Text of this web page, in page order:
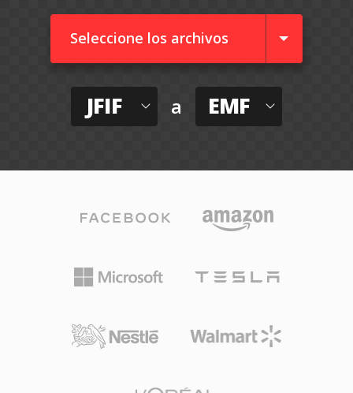
Seleccione los archivos
JFIF a EMF